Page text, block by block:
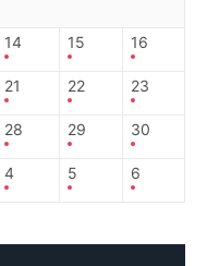
14 15 16
21 22 23
28 29 30
4 5 6